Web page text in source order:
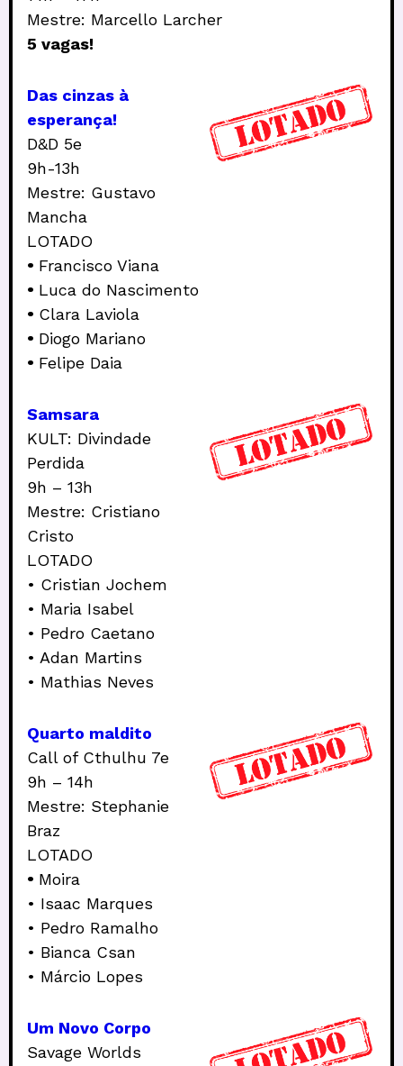
Mestre: Marcello Larcher
5 vagas!
Das cinzas à
esperança!
D&D 5e
9h-13h
Mestre: Gustavo
Mancha
LOTADO
• Francisco Viana
• Luca do Nascimento
• Clara Laviola
• Diogo Mariano
• Felipe Daia
Samsara
KULT: Divindade
Perdida
9h – 13h
Mestre: Cristiano
Cristo
LOTADO
• Cristian Jochem
• Maria Isabel
• Pedro Caetano
• Adan Martins
• Mathias Neves
Quarto maldito
Call of Cthulhu 7e
9h – 14h
Mestre: Stephanie
Braz
LOTADO
• Moira
• Isaac Marques
• Pedro Ramalho
• Bianca Csan
• Márcio Lopes
Um Novo Corpo
Savage Worlds